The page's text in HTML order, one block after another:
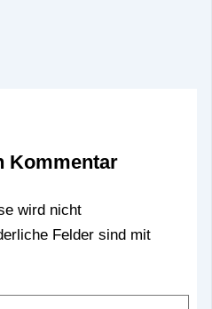
Kommentar
wird nicht
Felder sind mit